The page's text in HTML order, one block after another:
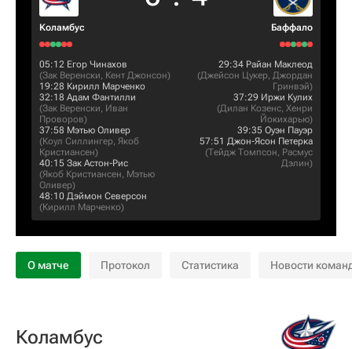
Коламбус Баффало
05:12 Егор Чинахов
(Зак Веренски, Кент Джонсон)
19:28 Кирилл Марченко
32:18 Адам Фантилли
(Зак Веренски, Иван
Проворов)
37:58 Мэтью Оливер
(Коул Силлингер, Якоб
Кристиансен)
40:15 Зак Астон-Рис
(Якоб Кристиансен, Мэтью
Оливер)
48:10 Дэймон Северсон
(Кирилл Марченко)
29:34 Райан Маклеод
(Джейсон Цукер, Джордан
Гринвэй)
37:29 Иржи Кулих
(Дилан Козенс, Хенри
Йокихарью)
39:35 Оуэн Пауэр
57:51 Джон-Ясон Петерка
(Тейдж Томпсон, Расмус
Дэлин)
О матче Протокол Статистика Новости
Коламбус